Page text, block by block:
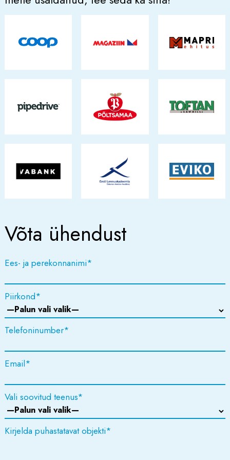
Võta ühendust
Ees- ja perekonnanimi*
Piirkond*
Telefoninumber*
Please leave this field empty.
Email*
Vali soovitud teenus*
Kirjelda puhastatavat objekti*